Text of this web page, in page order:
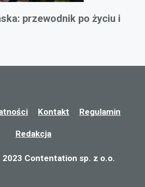
przewodnik po życiu i
Kontakt Regulamin
Redakcja
Contentation sp. z o.o.